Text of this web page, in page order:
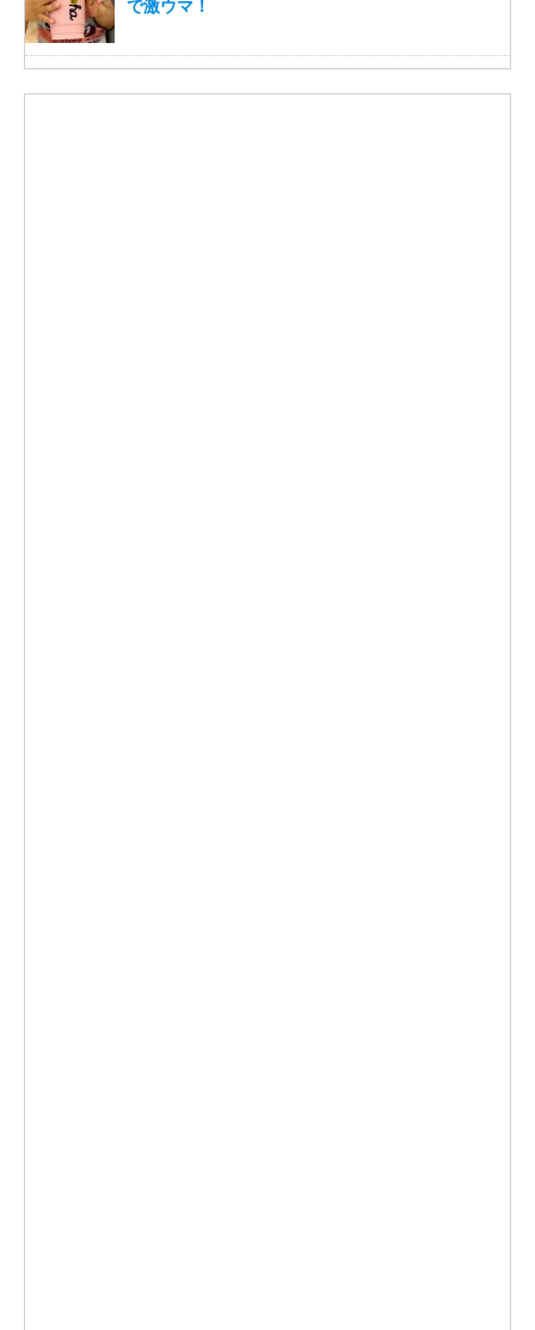
で激ウマ！